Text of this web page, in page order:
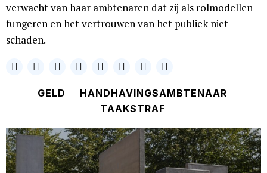
verwacht van haar ambtenaren dat zij als rolmodellen
fungeren en het vertrouwen van het publiek niet
schaden.
GELD
HANDHAVINGSAMBTENAAR
TAAKSTRAF